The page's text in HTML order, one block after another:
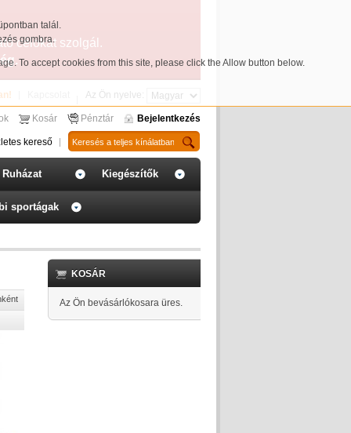
talál.
gombra.
. To accept cookies from this site, please click the Allow button below.
célokat szolgál.
Az Ön nyelve:
Kosár Pénztár Bejelentkezés
kereső
Ruházat Kiegészítők
sportágak
KOSÁR
Az Ön bevásárlókosara üres.